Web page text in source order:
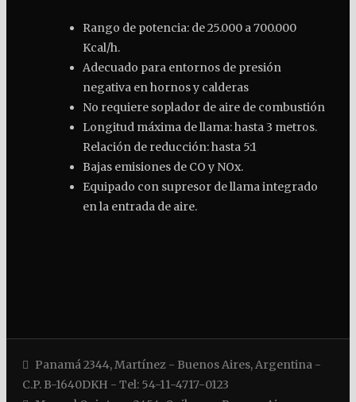
Rango de potencia: de 25.000 a 700.000
Kcal/h.
Adecuado para entornos de presión
negativa en hornos y calderas
No requiere soplador de aire de combustión
Longitud máxima de llama: hasta 3 metros.
Relación de reducción: hasta 5:1
Bajas emisiones de CO y NOx.
Equipado con supresor de llama integrado
en la entrada de aire.
Panamá 2344, Martínez - Buenos Aires, Argentina -
C.P. B-1640DKH - Tel: 54-11-4717-0123